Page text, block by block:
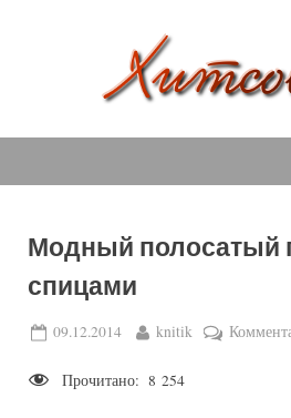
т
о
е
модели
Модный полосатый
спицами
Posted
09.12.2014 By
knitik
Прочитано: 8 254